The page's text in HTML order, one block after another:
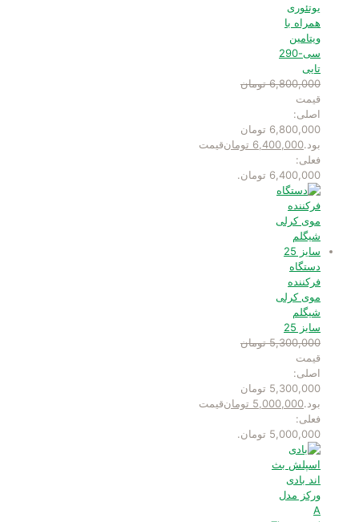
یوتئوری
همراه با
ویتامین
سی-290
تایی
6,800,000 تومان
قیمت
اصلی:
6,800,000 تومان
بود.6,400,000 تومانقیمت
فعلی:
6,400,000 تومان.
دستگاه
فرکننده
موی کرلی
شیگلم
سایز 25
5,300,000 تومان
قیمت
اصلی:
5,300,000 تومان
بود.5,000,000 تومانقیمت
فعلی:
5,000,000 تومان.